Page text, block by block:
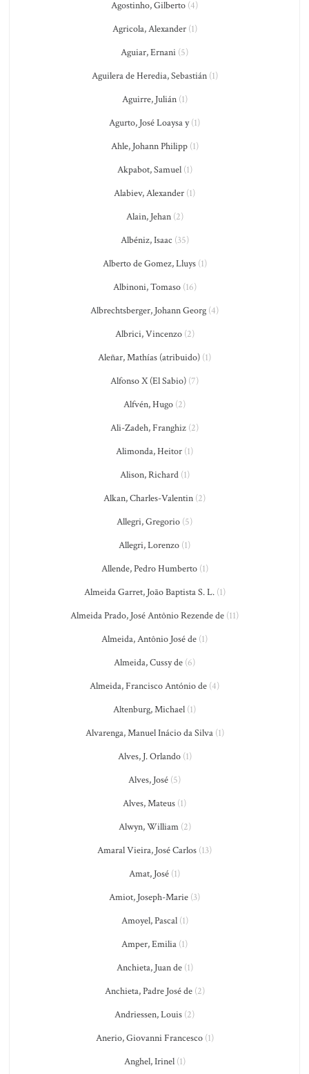
Agostinho, Gilberto (4)
Agricola, Alexander(1)
Aguiar, Ernani (5)
Aguilera de Heredia, Sebastián(1)
Aguirre, Julián(1)
Agurto, José Loaysa y(1)
Ahle, Johann Philipp(1)
Akpabot, Samuel(1)
Alabiev, Alexander (1)
Alain, Jehan(2)
Albéniz, Isaac (35)
Alberto de Gomez, Lluys(1)
Albinoni, Tomaso(16)
Albrechtsberger, Johann Georg (4)
Albrici, Vincenzo(2)
Aleñar, Mathías (atribuido) (1)
Alfonso X (El Sabio) (7)
Alfvén, Hugo (2)
Ali-Zadeh, Franghiz (2)
Alimonda, Heitor (1)
Alison, Richard(1)
Alkan, Charles-Valentin (2)
Allegri, Gregorio (5)
Allegri, Lorenzo (1)
Allende, Pedro Humberto(1)
Almeida Garret, João Baptista S. L.(1)
Almeida Prado, José Antônio Rezende de (11)
Almeida, Antônio José de (1)
Almeida, Cussy de (6)
Almeida, Francisco António de (4)
Altenburg, Michael (1)
Alvarenga, Manuel Inácio da Silva(1)
Alves, J. Orlando(1)
Alves, José (5)
Alves, Mateus (1)
Alwyn, William(2)
Amaral Vieira, José Carlos (13)
Amat, José (1)
Amiot, Joseph-Marie (3)
Amoyel, Pascal(1)
Amper, Emilia (1)
Anchieta, Juan de(1)
Anchieta, Padre José de(2)
Andriessen, Louis (2)
Anerio, Giovanni Francesco(1)
Anghel, Irinel(1)